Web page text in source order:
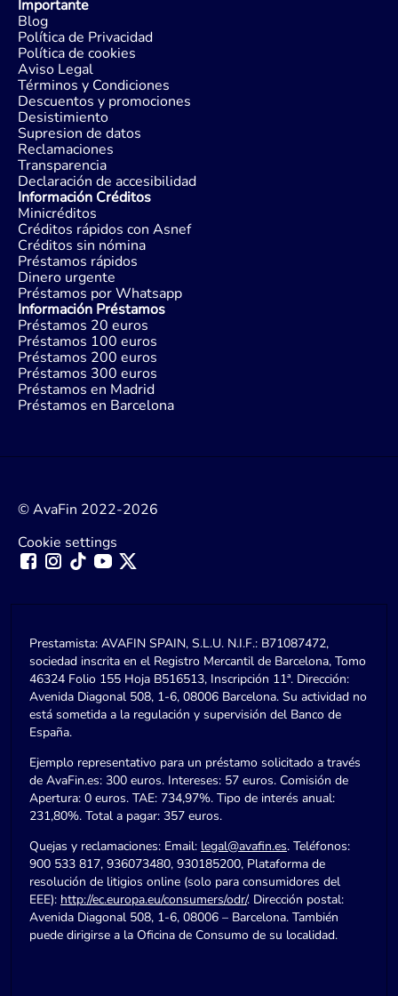
Importante
Blog
Política de Privacidad
Política de cookies
Aviso Legal
Términos y Condiciones
Descuentos y promociones
Desistimiento
Supresion de datos
Reclamaciones
Transparencia
Declaración de accesibilidad
Información Créditos
Minicréditos
Créditos rápidos con Asnef
Créditos sin nómina
Préstamos rápidos
Dinero urgente
Préstamos por Whatsapp
Información Préstamos
Préstamos 20 euros
Préstamos 100 euros
Préstamos 200 euros
Préstamos 300 euros
Préstamos en Madrid
Préstamos en Barcelona
© AvaFin 2022-2026
Cookie settings
Prestamista: AVAFIN SPAIN, S.L.U. N.I.F.: B71087472,
sociedad inscrita en el Registro Mercantil de Barcelona, Tomo
46324 Folio 155 Hoja B516513, Inscripción 11ª. Dirección:
Avenida Diagonal 508, 1-6, 08006 Barcelona. Su actividad no
está sometida a la regulación y supervisión del Banco de
España.
Ejemplo representativo para un préstamo solicitado a través
de AvaFin.es: 300 euros. Intereses: 57 euros. Comisión de
Apertura: 0 euros. TAE: 734,97%. Tipo de interés anual:
231,80%. Total a pagar: 357 euros.
Quejas y reclamaciones: Email: legal@avafin.es. Teléfonos:
900 533 817, 936073480, 930185200, Plataforma de
resolución de litigios online (solo para consumidores del
EEE): http://ec.europa.eu/consumers/odr/. Dirección postal:
Avenida Diagonal 508, 1-6, 08006 – Barcelona. También
puede dirigirse a la Oficina de Consumo de su localidad.